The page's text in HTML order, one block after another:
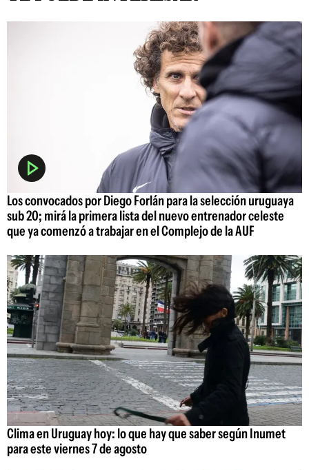
Los convocados por Diego Forlán para la selección uruguaya
sub 20; mirá la primera lista del nuevo entrenador celeste
que ya comenzó a trabajar en el Complejo de la AUF
Clima en Uruguay hoy: lo que hay que saber según Inumet
para este viernes 7 de agosto